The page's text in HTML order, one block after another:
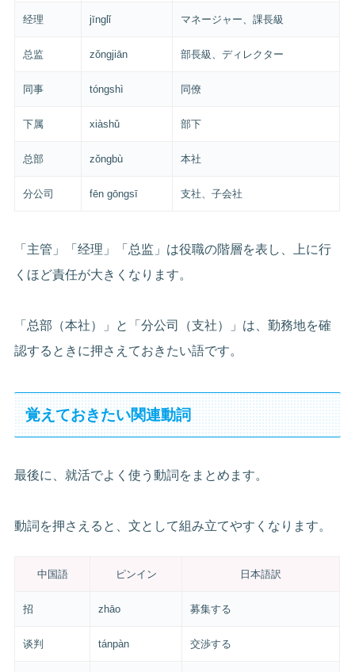
经理 jīnglǐ マネージャー、課長級
总监 zǒngjiān 部長級、ディレクター
同事 tóngshì 同僚
下属 xiàshǔ 部下
总部 zǒngbù 本社
分公司 fēn gōngsī 支社、子会社
「主管」「经理」「总监」は役職の階層を表し、上に行
くほど責任が大きくなります。
「总部（本社）」と「分公司（支社）」は、勤務地を確
認するときに押さえておきたい語です。
覚えておきたい関連動詞
最後に、就活でよく使う動詞をまとめます。
動詞を押さえると、文として組み立てやすくなります。
中国語 ピンイン 日本語訳
招 zhāo 募集する
谈判 tánpàn 交渉する